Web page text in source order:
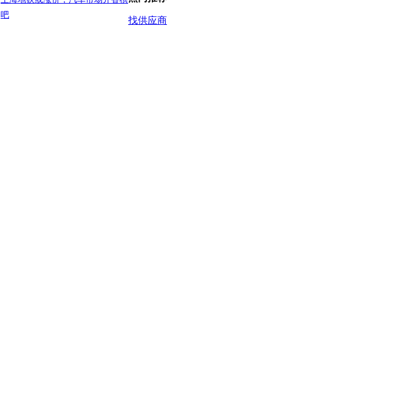
吧
找供应商